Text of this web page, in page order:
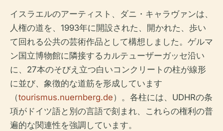
イスラエルのアーティスト、ダニ・キャラヴァンは、
人権の道を、1993年に開設された、開かれた、歩い
て回れる公共の芸術作品として構想しました。ゲルマ
ン国立博物館に隣接するカルテューザーガッセ沿い
に、27本のそびえ立つ白いコンクリートの柱が線形
に並び、象徴的な道筋を形成しています
（tourismus.nuernberg.de）。各柱には、UDHRの条
項がドイツ語と別の言語で刻まれ、これらの権利の普
遍的な関連性を強調しています。